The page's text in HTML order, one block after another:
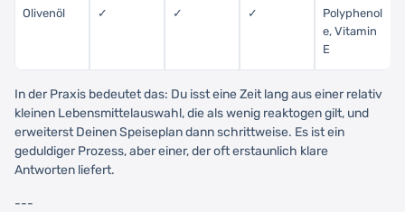
Olivenöl ✓ ✓ ✓
Polyphenol
e, Vitamin
E
In der Praxis bedeutet das: Du isst eine Zeit lang aus einer relativ
kleinen Lebensmittelauswahl, die als wenig reaktogen gilt, und
erweiterst Deinen Speiseplan dann schrittweise. Es ist ein
geduldiger Prozess, aber einer, der oft erstaunlich klare
Antworten liefert.
---